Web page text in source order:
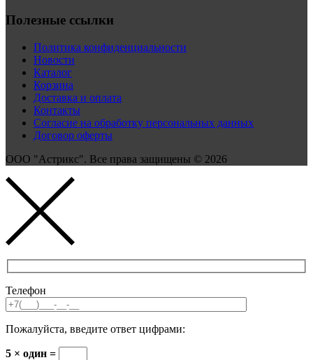
Полезные ссылки
Политика конфиденциальности
Новости
Каталог
Корзина
Доставка и оплата
Контакты
Согласие на обработку персональных данных
Договор оферты
ООО "Астрикс". Все права защищены © 2026
Телефон
Пожалуйста, введите ответ цифрами:
5 × один =